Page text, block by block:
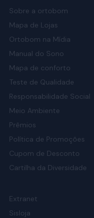
Sobre a ortobom
Mapa de Lojas
Ortobom na Mídia
Manual do Sono
Mapa de conforto
Teste de Qualidade
Responsabilidade Social
Meio Ambiente
Prêmios
Política de Promoções
Cupom de Desconto
Cartilha da Diversidade
Extranet
Sisloja